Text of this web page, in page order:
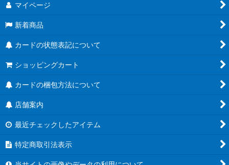
マイページ
新着商品
カードの状態表記について
ショッピングカート
カードの梱包方法について
店舗案内
最近チェックしたアイテム
特定商取引法表示